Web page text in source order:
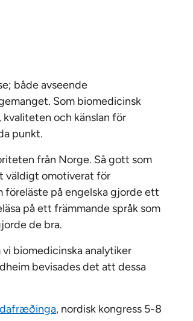
både avseende
Som biomedicinsk
och känslan för
punkt.
från Norge. Så gott som
väldigt omotiverat för
föreläste på engelska gjorde ett
på ett främmande språk som
de bra.
biomedicinska analytiker
bevisades det att dessa
, nordisk kongress 5-8